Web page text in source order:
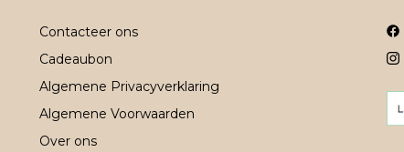
Contacteer ons
Cadeaubon
Algemene Privacyverklaring
Algemene Voorwaarden
Over ons